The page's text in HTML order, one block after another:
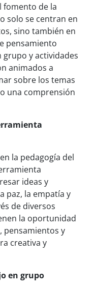
fomento de la
solo se centran en
sino también en
pensamiento
grupo y actividades
animados a
sobre los temas
una comprensión
la pedagogía del
ideas y
paz, la empatía y
de diversos
la oportunidad
pensamientos y
creativa y
en grupo